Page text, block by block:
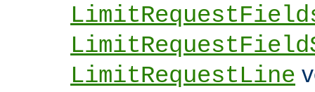
LimitRequestLine